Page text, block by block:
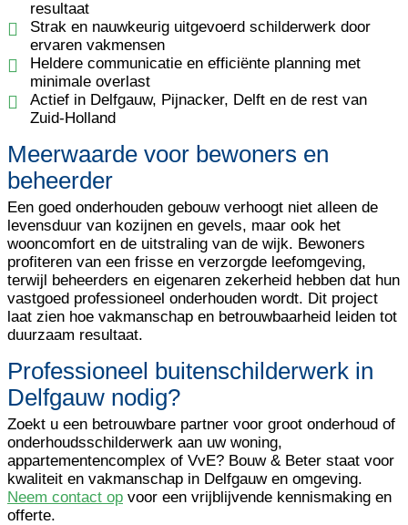
resultaat
Strak en nauwkeurig uitgevoerd schilderwerk door
ervaren vakmensen
Heldere communicatie en efficiënte planning met
minimale overlast
Actief in Delfgauw, Pijnacker, Delft en de rest van
Zuid-Holland
Meerwaarde voor bewoners en
beheerder
Een goed onderhouden gebouw verhoogt niet alleen de
levensduur van kozijnen en gevels, maar ook het
wooncomfort en de uitstraling van de wijk. Bewoners
profiteren van een frisse en verzorgde leefomgeving,
terwijl beheerders en eigenaren zekerheid hebben dat hun
vastgoed professioneel onderhouden wordt. Dit project
laat zien hoe vakmanschap en betrouwbaarheid leiden tot
duurzaam resultaat.
Professioneel buitenschilderwerk in
Delfgauw nodig?
Zoekt u een betrouwbare partner voor groot onderhoud of
onderhoudsschilderwerk aan uw woning,
appartementencomplex of VvE? Bouw & Beter staat voor
kwaliteit en vakmanschap in Delfgauw en omgeving.
Neem contact op voor een vrijblijvende kennismaking en
offerte.